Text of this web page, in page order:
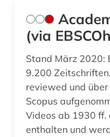
bibliografie (17)
bibliothek (3)
(via
Stand März 2020:
9.200
reviewed und
Scopus
Videos ab 1930 ff.
enthalten und